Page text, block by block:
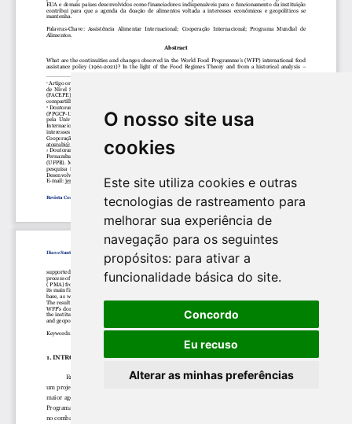
O nosso site usa
cookies
Este site utiliza cookies e outras
tecnologias de rastreamento para
melhorar sua experiência de
navegação para os seguintes
propósitos: para ativar a
funcionalidade básica do site.
Concordo
Eu recuso
Alterar as minhas preferências